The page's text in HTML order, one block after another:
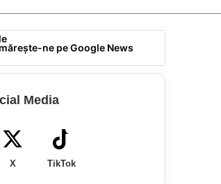
ne pe Google News
Media
X TikTok